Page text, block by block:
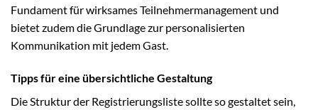
Fundament für wirksames Teilnehmermanagement und
bietet zudem die Grundlage zur personalisierten
Kommunikation mit jedem Gast.
Tipps für eine übersichtliche Gestaltung
Die Struktur der Registrierungsliste sollte so gestaltet sein,